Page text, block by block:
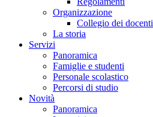
Organizzazione
Collegio dei docenti
La storia
Servizi
Panoramica
Famiglie e studenti
Personale scolastico
Percorsi di studio
Novità
Panoramica